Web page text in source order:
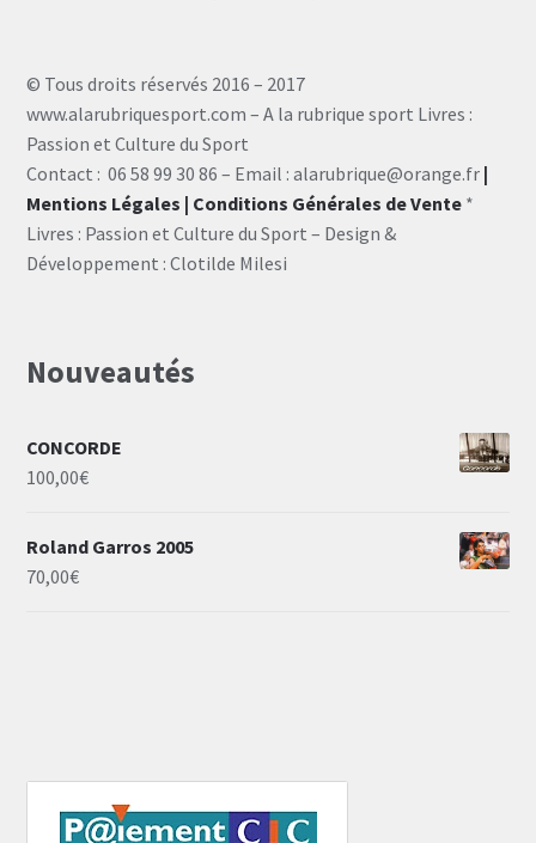
© Tous droits réservés 2016 – 2017
www.alarubriquesport.com – A la rubrique sport Livres :
Passion et Culture du Sport
Contact : 06 58 99 30 86 – Email : alarubrique@orange.fr |
Mentions Légales | Conditions Générales de Vente *
Livres : Passion et Culture du Sport – Design &
Développement : Clotilde Milesi
Nouveautés
CONCORDE
100,00€
Roland Garros 2005
70,00€